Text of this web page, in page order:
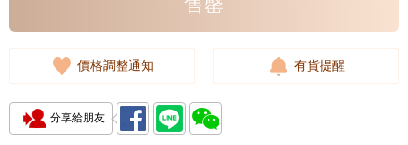
價格調整通知 有貨提醒
分享給朋友